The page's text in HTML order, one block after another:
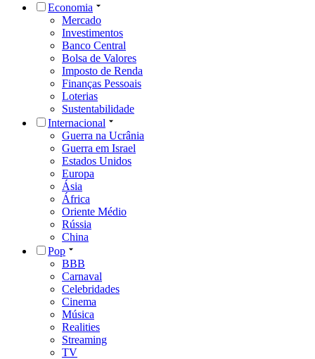
Economia
Mercado
Investimentos
Banco Central
Bolsa de Valores
Imposto de Renda
Finanças Pessoais
Loterias
Sustentabilidade
Internacional
Guerra na Ucrânia
Guerra em Israel
Estados Unidos
Europa
Ásia
África
Oriente Médio
Rússia
China
Pop
BBB
Carnaval
Celebridades
Cinema
Música
Realities
Streaming
TV